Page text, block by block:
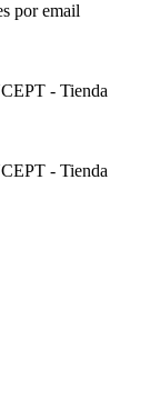
por email